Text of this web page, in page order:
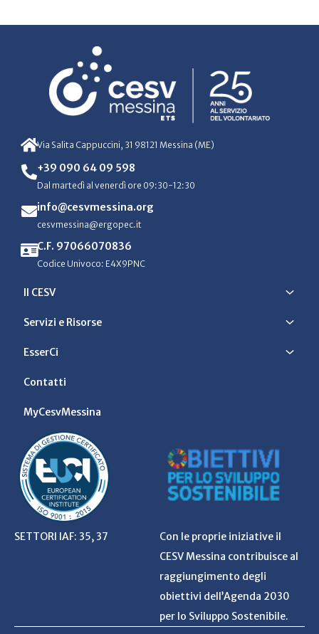
Via Salita Cappuccini, 31 98121 Messina (ME)
+39 090 64 09 598
Dal martedì al venerdì ore 09:30-12:30
info@cesvmessina.org
cesvmessina@ergopec.it
C.F. 97066070836
Codice Univoco: E4X9PNC
Il CESV
Servizi e Risorse
EsserCi
Contatti
MyCesvMessina
SETTORI IAF: 35, 37
Con le proprie iniziative il
CESV Messina contribuisce al
raggiungimento degli
obiettivi dell’Agenda 2030
per lo Sviluppo Sostenibile.